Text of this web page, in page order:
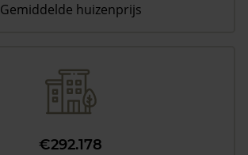
Gemiddelde huizenprijs
€292.178